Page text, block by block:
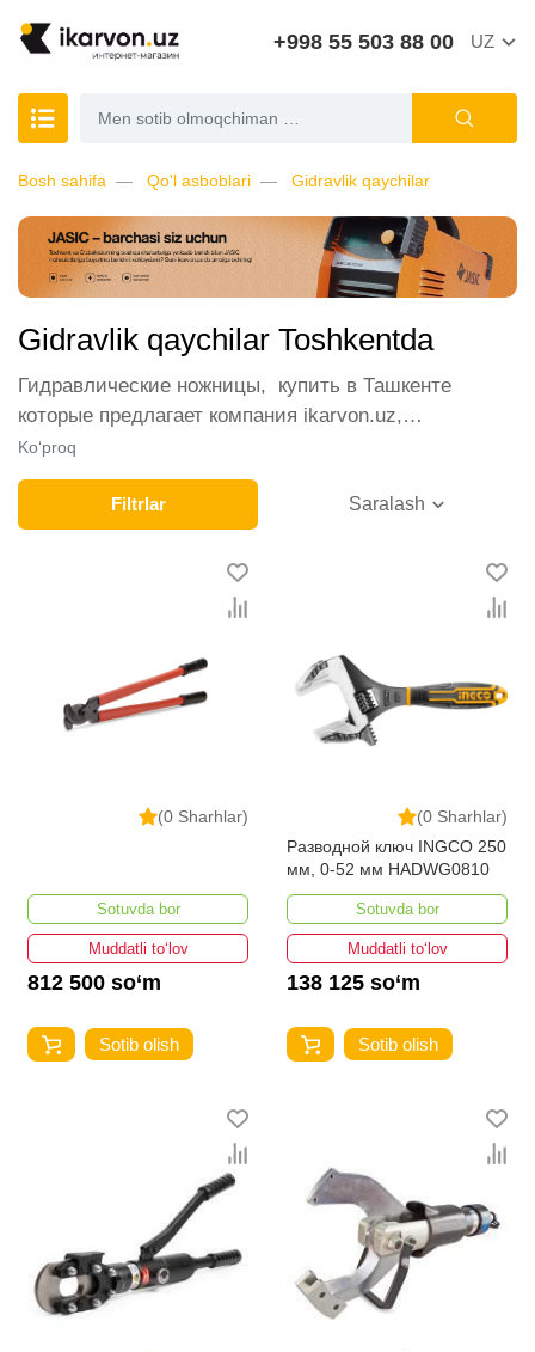
+998 55 503 88 00 UZ
Bosh sahifa Qo'l asboblari Gidravlik qaychilar
Gidravlik qaychilar Toshkentda
Гидравлические ножницы, купить в Ташкенте
которые предлагает компания ikarvon.uz,
пользуются широким спросом среди наших
клиентов. Мы обеспечиваем лучшие условия
продажи этой категории товара. Гидравлические
ножницы в интернет-магазине представлены
ведущими производителями и брендами, список
которых постоянно расширяется. Мы доставляем
товар в любом количестве по всей территории
страны. Все это дополняет лучшая по Узбекистану
стоимость, Гидравлические ножницы от ikarvon.uz
— это самый широкий диапазон цен. Причем здесь
представлена оптимальная цена для каждой
Ko‘proq
Filtrlar Saralash
(0 Sharhlar)
Sotuvda bor
Muddatli to‘lov
812 500 so‘m
Sotib olish
(0 Sharhlar)
Разводной ключ INGCO 250
мм, 0-52 мм HADWG0810
Sotuvda bor
Muddatli to‘lov
138 125 so‘m
Sotib olish